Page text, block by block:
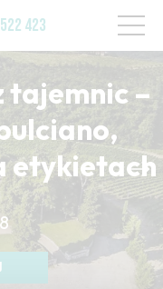
423
tajemnic –
etykietach